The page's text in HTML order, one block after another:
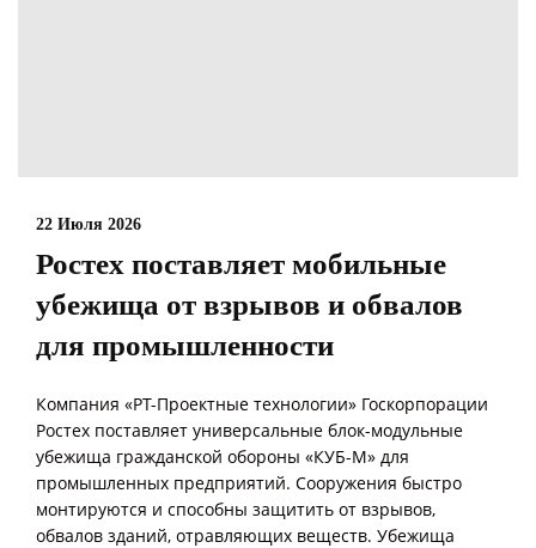
22 Июля 2026
Ростех поставляет мобильные
убежища от взрывов и обвалов
для промышленности
Компания «РТ-Проектные технологии» Госкорпорации
Ростех поставляет универсальные блок-модульные
убежища гражданской обороны «КУБ-М» для
промышленных предприятий. Сооружения быстро
монтируются и способны защитить от взрывов,
обвалов зданий, отравляющих веществ. Убежища